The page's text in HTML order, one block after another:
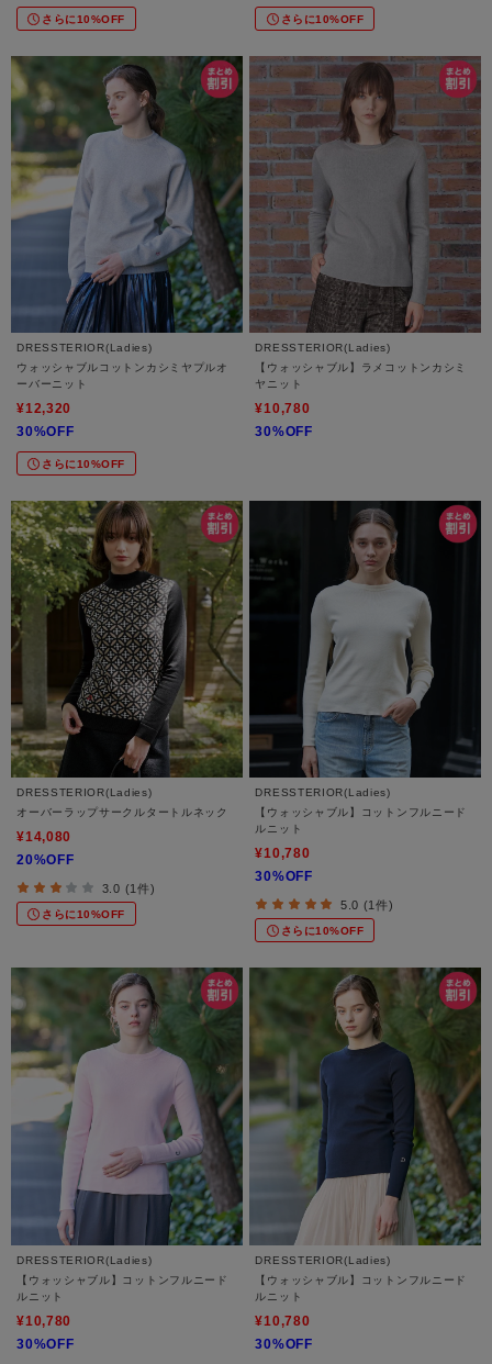
さらに10%OFF さらに10%OFF
DRESSTERIOR(Ladies)
ウォッシャブルコットンカシミヤプルオ
ーバーニット
¥12,320
30%OFF
さらに10%OFF
DRESSTERIOR(Ladies)
【ウォッシャブル】ラメコットンカシミ
ヤニット
¥10,780
30%OFF
DRESSTERIOR(Ladies)
オーバーラップサークルタートルネック
¥14,080
20%OFF
3.0 (1件)
さらに10%OFF
DRESSTERIOR(Ladies)
【ウォッシャブル】コットンフルニード
ルニット
¥10,780
30%OFF
5.0 (1件)
さらに10%OFF
DRESSTERIOR(Ladies)
【ウォッシャブル】コットンフルニード
ルニット
¥10,780
30%OFF
DRESSTERIOR(Ladies)
【ウォッシャブル】コットンフルニード
ルニット
¥10,780
30%OFF